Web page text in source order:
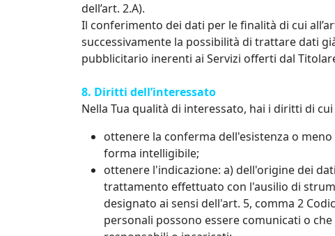
dell’art. 2.A).
Il conferimento dei dati per le finalità di cui
successivamente la possibilità di trattare dati
pubblicitario inerenti ai Servizi offerti dal
8. Diritti dell’interessato
Nella Tua qualità di interessato, hai i diritti di
ottenere la conferma dell'esistenza o
forma intelligibile;
ottenere l'indicazione: a) dell'origine dei
trattamento effettuato con l'ausilio di
designato ai sensi dell'art. 5, comma 2
personali possono essere comunicati o